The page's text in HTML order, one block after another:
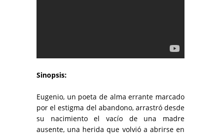
Sinopsis:
Eugenio, un poeta de alma errante marcado
por el estigma del abandono, arrastró desde
su nacimiento el vacío de una madre
ausente, una herida que volvió a abrirse en